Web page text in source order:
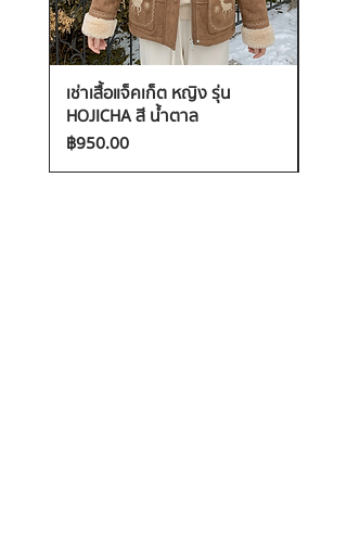
เช่าเสื้อแจ็คเก็ต หญิง รุ่น
HOJICHA สี น้ำตาล
ราคา
฿950.00